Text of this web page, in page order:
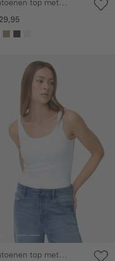
top met
overslaan
top met